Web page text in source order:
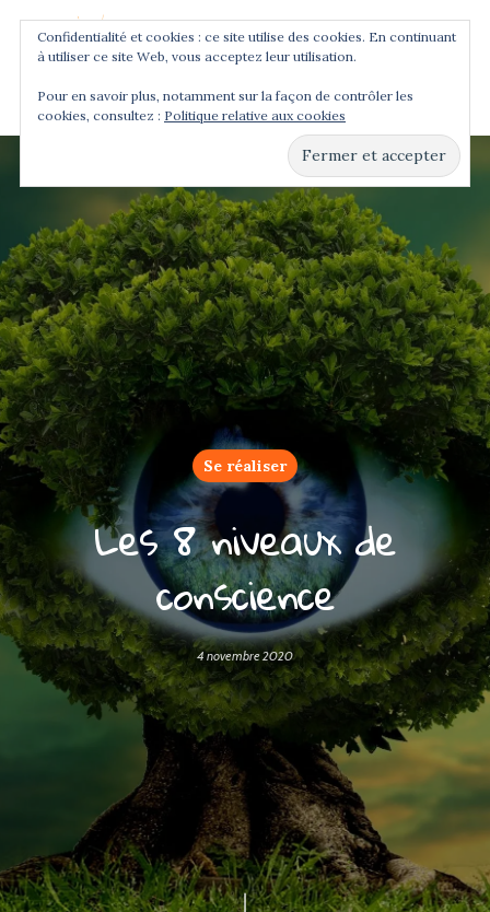
Hit enter to search or ESC to close
Se réaliser
Les 8 niveaux de
conscience
4 novembre 2020
Confidentialité et cookies : ce site utilise des cookies. En continuant
à utiliser ce site Web, vous acceptez leur utilisation.
Pour en savoir plus, notamment sur la façon de contrôler les
cookies, consultez : Politique relative aux cookies